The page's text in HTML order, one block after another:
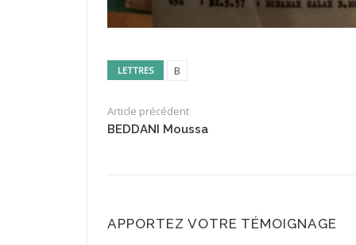
LETTRES B
Article précédent
BEDDANI Moussa
APPORTEZ VOTRE TÉMOIGNAGE